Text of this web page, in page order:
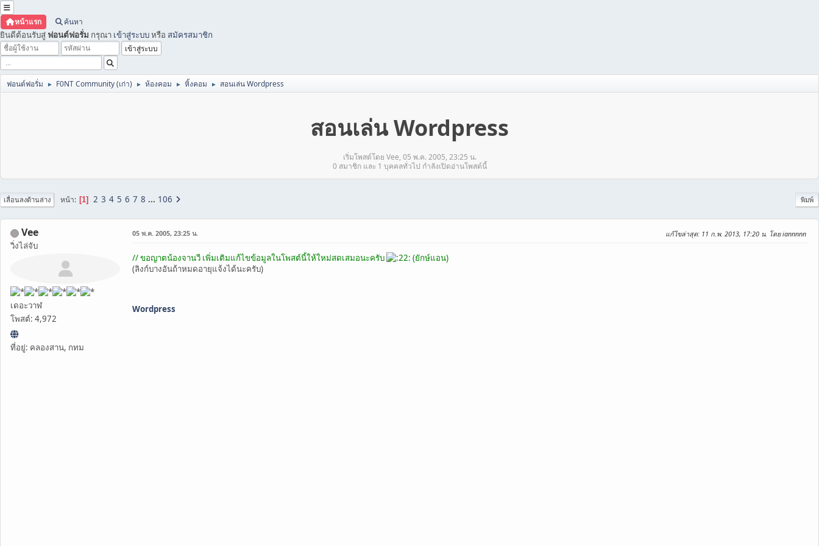
หน้าแรก ค้นหา
ยินดีต้อนรับสู่ ฟอนต์ฟอรั่ม กรุณา เข้าสู่ระบบหรือ สมัครสมาชิก
ฟอนต์ฟอรั่ม ► F0NT Community (เก่า) ► ห้องคอม ► หิ้งคอม ► สอนเล่น Wordpress
สอนเล่น Wordpress
เริ่มโพสต์โดย Vee, 05 พ.ค. 2005, 23:25 น.
0 สมาชิก และ 1 บุคคลทั่วไป กำลังเปิดอ่านโพสต์นี้
พิมพ์
เลื่อนลงด้านล่าง หน้า 1 2 3 4 5 6 7 8 ... 106
Vee
วิ่งไล่จับ
เดอะวาฬ
โพสต์: 4,972
ที่อยู่: คลองสาน, กทม
05 พ.ค. 2005, 23:25 น. แก้ไขล่าสุด: 11 ก.พ. 2013, 17:20 น. โดย iannnnn
// ขอญาตน้องจานวี เพิ่มเติมแก้ไขข้อมูลในโพสต์นี้ให้ใหม่สดเสมอนะครับ
(ยักษ์แอน)
(ลิงก์บางอันถ้าหมดอายุแจ้งได้นะครับ)
Wordpress